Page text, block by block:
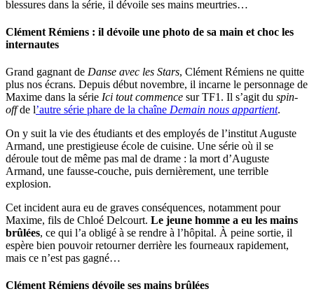
blessures dans la série, il dévoile ses mains meurtries…
Clément Rémiens : il dévoile une photo de sa main et choc les
internautes
Grand gagnant de Danse avec les Stars, Clément Rémiens ne quitte
plus nos écrans. Depuis début novembre, il incarne le personnage de
Maxime dans la série Ici tout commence sur TF1. Il s’agit du spin-
offde l’autre série phare de la chaîne Demain nous appartient.
On y suit la vie des étudiants et des employés de l’institut Auguste
Armand, une prestigieuse école de cuisine. Une série où il se
déroule tout de même pas mal de drame : la mort d’Auguste
Armand, une fausse-couche, puis dernièrement, une terrible
explosion.
Cet incident aura eu de graves conséquences, notamment pour
Maxime, fils de Chloé Delcourt. Le jeune homme a eu les mains
brûlées, ce qui l’a obligé à se rendre à l’hôpital. À peine sortie, il
espère bien pouvoir retourner derrière les fourneaux rapidement,
mais ce n’est pas gagné…
Clément Rémiens dévoile ses mains brûlées